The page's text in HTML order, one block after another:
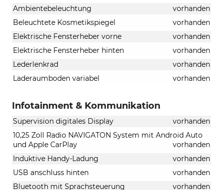
Ambientebeleuchtung
vorhanden
Beleuchtete Kosmetikspiegel
vorhanden
Elektrische Fensterheber vorne
vorhanden
Elektrische Fensterheber hinten
vorhanden
Lederlenkrad
vorhanden
Laderaumboden variabel
vorhanden
Infotainment & Kommunikation
Supervision digitales Display
vorhanden
10,25 Zoll Radio NAVIGATON System mit Android Auto
und Apple CarPlay
vorhanden
Induktive Handy-Ladung
vorhanden
USB anschluss hinten
vorhanden
Bluetooth mit Sprachsteuerung
vorhanden